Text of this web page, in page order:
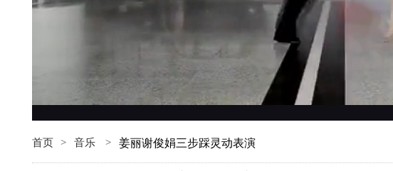
首页 > 音乐 > 姜丽谢俊娟三步踩灵动表演